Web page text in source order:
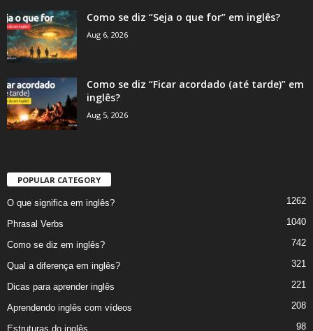
Como se diz “Seja o que for” em inglês?
Aug 6, 2026
Como se diz “Ficar acordado (até tarde)” em
inglês?
Aug 5, 2026
POPULAR CATEGORY
O que significa em inglês? 1262
Phrasal Verbs 1040
Como se diz em inglês? 742
Qual a diferença em inglês? 321
Dicas para aprender inglês 221
Aprendendo inglês com vídeos 208
Estruturas do inglês 98